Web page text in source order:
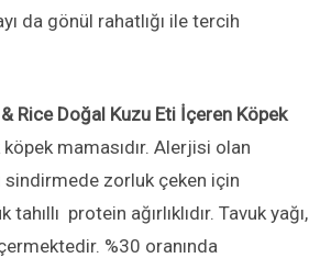
da gönül rahatlığı ile tercih
Rice Doğal Kuzu Eti İçeren Köpek
mamasıdır. Alerjisi olan
sindirmede zorluk çeken için
protein ağırlıklıdır. Tavuk yağı,
%30 oranında